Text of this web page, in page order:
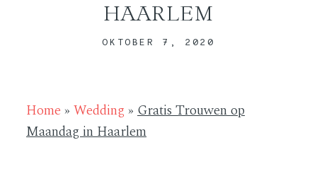
ABOUT
HAARLEM
OKTOBER 7, 2020
Home »Wedding »Gratis Trouwen op
Maandag in Haarlem